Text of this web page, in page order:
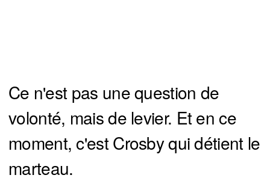
Ce n'est pas une question de
volonté, mais de levier. Et en ce
moment, c'est Crosby qui détient le
marteau.